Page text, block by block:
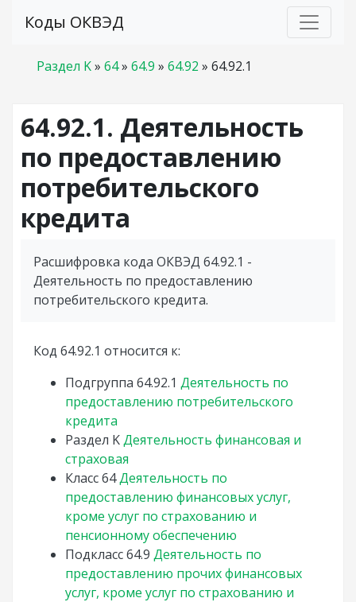
Коды ОКВЭД
Раздел K» 64» 64.9 » 64.92 » 64.92.1
64.92.1. Деятельность
по предоставлению
потребительского
кредита
Расшифровка кода ОКВЭД 64.92.1 -
Деятельность по предоставлению
потребительского кредита.
Код 64.92.1 относится к:
Подгруппа 64.92.1 Деятельность по
предоставлению потребительского
кредита
Раздел KДеятельность финансовая и
страховая
Класс64Деятельность по
предоставлению финансовых услуг,
кроме услуг по страхованию и
пенсионному обеспечению
Подкласс64.9 Деятельность по
предоставлению прочих финансовых
услуг, кроме услуг по страхованию и